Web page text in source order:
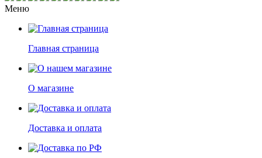
Меню
Главная страница
О магазине
Доставка и оплата